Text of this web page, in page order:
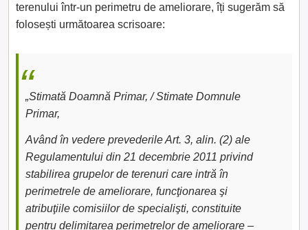
terenului într-un perimetru de ameliorare, îți sugerăm să
folosești următoarea scrisoare:
„Stimată Doamnă Primar, / Stimate Domnule
Primar,
Având în vedere prevederile Art. 3, alin. (2) ale
Regulamentului din 21 decembrie 2011 privind
stabilirea grupelor de terenuri care intră în
perimetrele de ameliorare, funcţionarea şi
atribuţiile comisiilor de specialişti, constituite
pentru delimitarea perimetrelor de ameliorare –